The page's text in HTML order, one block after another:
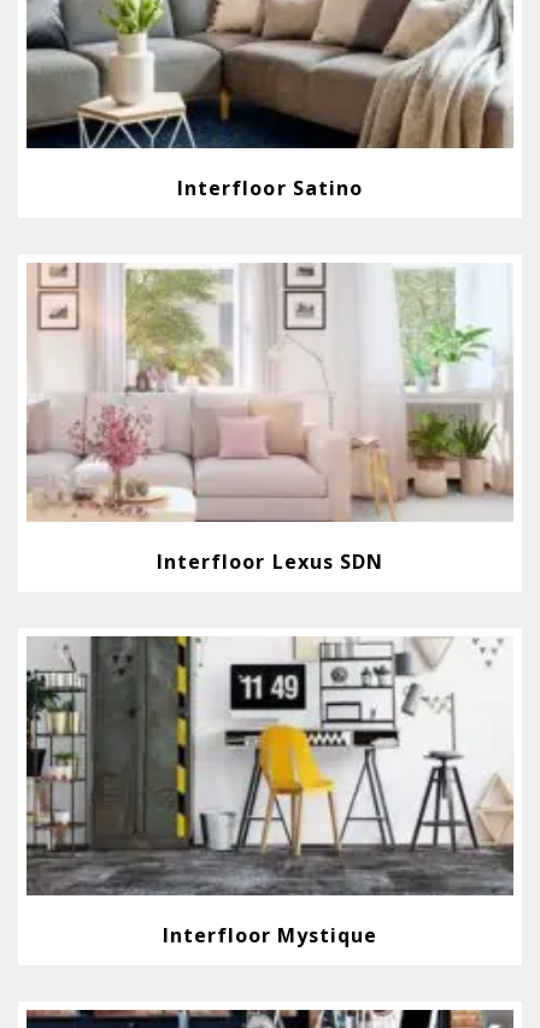
Interfloor Satino
Interfloor Lexus SDN
Interfloor Mystique